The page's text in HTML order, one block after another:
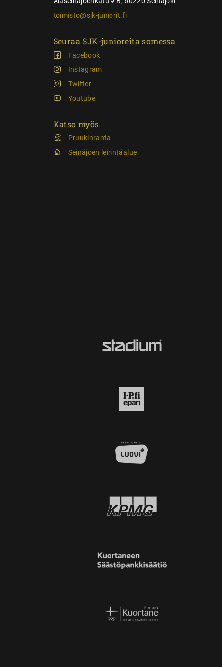
toimisto@sjk-juniorit.fi
Seuraa SJK-junioreita somessa
Facebook
Instagram
Twitter
Youtube
Katso myös
Pruukinranta
Seinäjoen leirintäalue